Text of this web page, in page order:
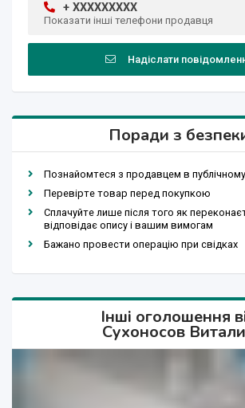
+ XXXXXXXXX
Показати інші телефони продавця
Надіслати
Поради з
Познайомтеся з продавцем в публічному
Перевірте товар перед покупкою
Сплачуйте лише після того як
відповідає опису і вашим вимогам
Бажано провести операцію при свідках
Інші оголошення
Сухоносов